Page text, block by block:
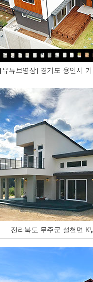
[유튜브영상] 경기도 용인시
전라북도 무주군 설천면 K